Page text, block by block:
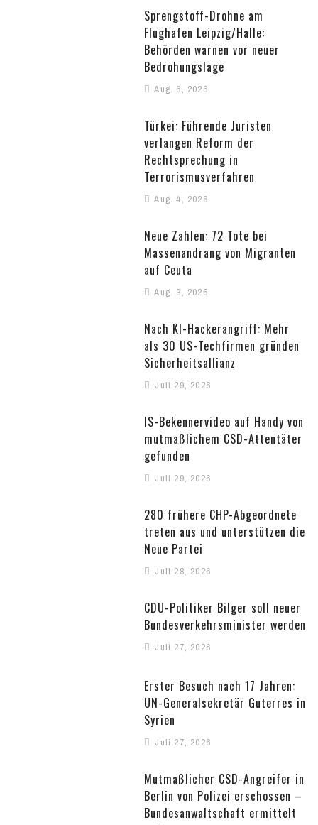
Sprengstoff-Drohne am
Flughafen Leipzig/Halle:
Behörden warnen vor neuer
Bedrohungslage
Aug. 6, 2026
Türkei: Führende Juristen
verlangen Reform der
Rechtsprechung in
Terrorismusverfahren
Aug. 4, 2026
Neue Zahlen: 72 Tote bei
Massenandrang von Migranten
auf Ceuta
Aug. 3, 2026
Nach KI-Hackerangriff: Mehr
als 30 US-Techfirmen gründen
Sicherheitsallianz
Juli 29, 2026
IS-Bekennervideo auf Handy von
mutmaßlichem CSD-Attentäter
gefunden
Juli 29, 2026
280 frühere CHP-Abgeordnete
treten aus und unterstützen die
Neue Partei
Juli 28, 2026
CDU-Politiker Bilger soll neuer
Bundesverkehrsminister werden
Juli 27, 2026
Erster Besuch nach 17 Jahren:
UN-Generalsekretär Guterres in
Syrien
Juli 27, 2026
Mutmaßlicher CSD-Angreifer in
Berlin von Polizei erschossen –
Bundesanwaltschaft ermittelt